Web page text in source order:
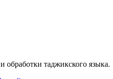
обработки таджикского языка.